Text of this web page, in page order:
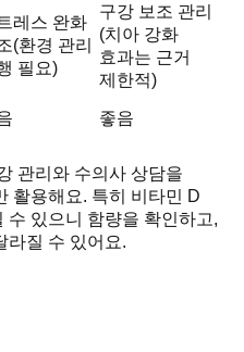
레스 완화
(환경 관리
필요)
구강 보조 관리
(치아 강화
효과는 근거
제한적)
좋음
관리와 수의사 상담을
활용해요. 특히 비타민 D
수 있으니 함량을 확인하고,
라질 수 있어요.